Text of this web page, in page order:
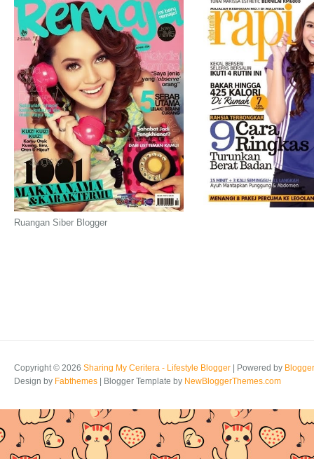
Ruangan Siber Blogger
Copyright © 2026 Sharing My Ceritera - Lifestyle Blogger | Powered by Blogger
Design by Fabthemes | Blogger Template by NewBloggerThemes.com